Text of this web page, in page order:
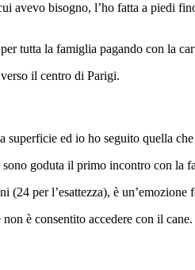
bisogno, l’ho fatta a piedi
tutta la famiglia pagando con la
il centro di Parigi.
superficie ed io ho seguito quella
goduta il primo incontro con la
per l’esattezza), è un’emozione
è consentito accedere con il